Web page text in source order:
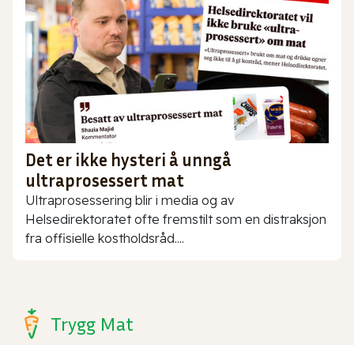
Det er ikke hysteri å unngå
ultraprosessert mat
Ultraprosessering blir i media og av
Helsedirektoratet ofte fremstilt som en distraksjon
fra offisielle kostholdsråd....
Trygg Mat